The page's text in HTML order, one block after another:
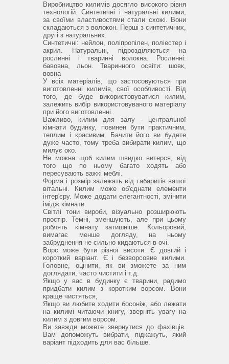
Виробництво килимів досягло високого рівня
технологій.Синтетичні і натуральні килими,
за своїми властивостями стали схожі. Вони
складаються з волокон. Перші з синтетичних,
другі з натуральних.
Синтетичні: нейлон, поліпропілен, поліестер і
акрил.
Натуральні, підрозділяються на
рослинні і тваринні волокна.
Рослинні:
бавовна, льон. Тваринного освіти: шовк,
вовна
У всіх матеріалів, що застосовуються при
виготовленні килимів, свої особливості.
Від
того, де буде використовуватися килим,
залежить вибір використовуваного матеріалу
при його виготовленні.
Важливо, килим для залу - центральної
кімнати будинку, повинен бути практичним,
теплим і красивим.
Бачити його ви будете
дуже часто, тому треба вибирати килим, що
милує око.
Не можна щоб килим швидко витерся, від
того що по ньому багато ходять або
пересувають важкі меблі.
Форма і розмір залежать від габаритів вашої
вітальні.
Килим може об'єднати елементи
інтер'єру. Може додати елегантності, змінити
імідж кімнати.
Світлі тони вироби, візуально розширюють
простір.Темні, зменшують, але при цьому
роблять кімнату затишніше.
Кольоровий,
вимагає менше догляду, на ньому
забруднення не сильно кидаються в очі.
Ворс може бути різної висоти.Є довгий і
короткий варіант. Є і безворсовие килими.
Головне, оцінити, як ви зможете за ним
доглядати, часто чистити і т.д.
Якщо у вас в будинку є тварини, радимо
придбати килим з коротким ворсом.
Вони
краще чистяться,
Якщо ви любите ходити босоніж, або лежати
на килимі читаючи книгу, зверніть увагу на
килим з довгим ворсом.
Ви завжди можете звернутися до фахівців.
Вам допоможуть вибрати, підкажуть, який
варіант підходить для вас більше.